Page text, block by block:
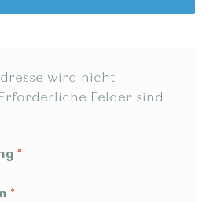
wird nicht
Felder sind
*
*